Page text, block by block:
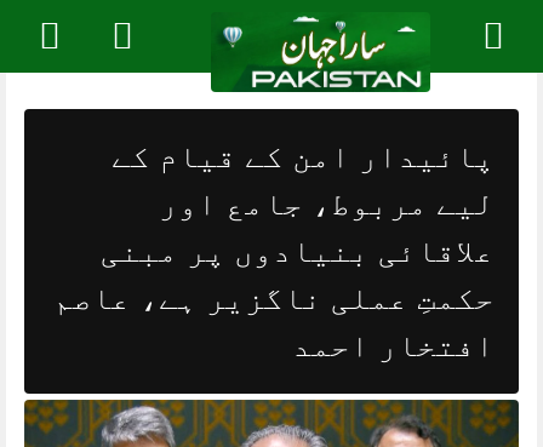
content
پائیدار امن کے قیام کے
لیے مربوط، جامع اور
علاقائی بنیادوں پر مبنی
حکمتِ عملی ناگزیر ہے، عاصم
افتخار احمد